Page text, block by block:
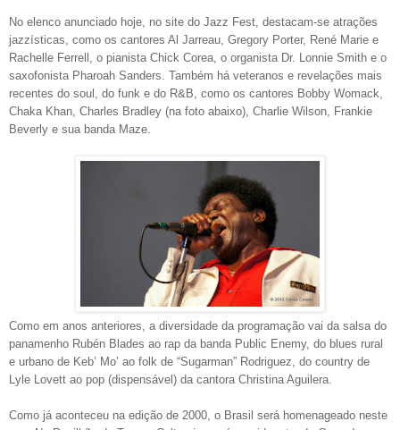
No elenco anunciado hoje, no site do Jazz Fest, destacam-se atrações
jazzísticas, como os cantores Al Jarreau, Gregory Porter, René Marie e
Rachelle Ferrell, o pianista Chick Corea, o organista Dr. Lonnie Smith e o
saxofonista Pharoah Sanders. Também há veteranos e revelações mais
recentes do soul, do funk e do R&B, como os cantores Bobby Womack,
Chaka Khan, Charles Bradley (na foto abaixo), Charlie Wilson, Frankie
Beverly e sua banda Maze.
Como em anos anteriores, a diversidade da programação vai da salsa do
panamenho Rubén Blades ao rap da banda Public Enemy, do blues rural
e urbano de Keb’ Mo’ ao folk de “Sugarman” Rodriguez, do country de
Lyle Lovett ao pop (dispensável) da cantora Christina Aguilera.
Como já aconteceu na edição de 2000, o Brasil será homenageado neste